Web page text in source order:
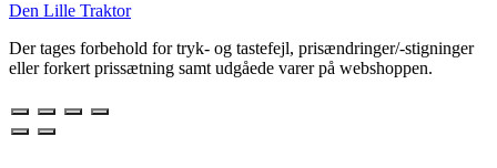
Den Lille Traktor
Der tages forbehold for tryk- og tastefejl, prisændringer/-stigninger
eller forkert prissætning samt udgåede varer på webshoppen.